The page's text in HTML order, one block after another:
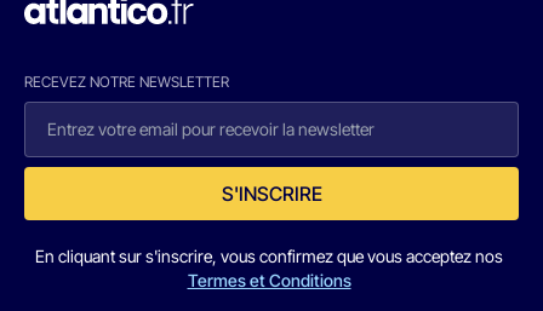
RECEVEZ NOTRE NEWSLETTER
S'INSCRIRE
En cliquant sur s'inscrire, vous confirmez que vous acceptez nos
Termes et Conditions